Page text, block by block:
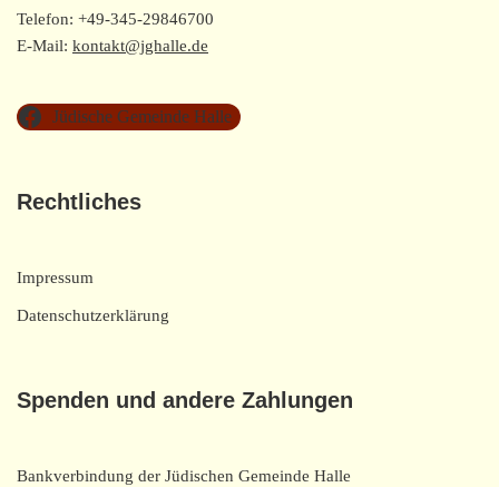
Telefon: +49-345-29846700
E-Mail: kontakt@jghalle.de
Jüdische Gemeinde Halle
Rechtliches
Impressum
Datenschutzerklärung
Spenden und andere Zahlungen
Bankverbindung der Jüdischen Gemeinde Halle